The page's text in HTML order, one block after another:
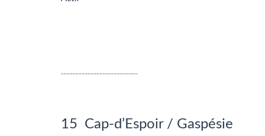
15 Cap-d’Espoir / Gaspésie